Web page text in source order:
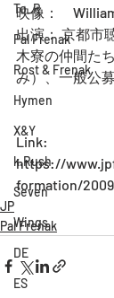
To_R
Pal Frenak
Rost & Frenak
Hymen
X&Y
k.Rush
Seven
Wings
DE
ES
映像：　
出演： 京都市
木寮の仲間た
み）、一般公
Link:
https://
formation/
JP
Pal Frenak